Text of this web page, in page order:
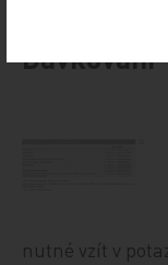
Dávkování
nutné vzít v